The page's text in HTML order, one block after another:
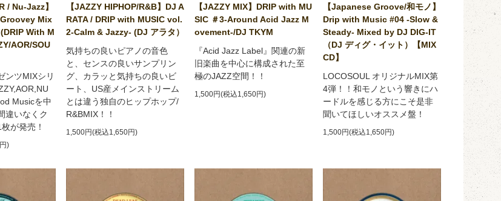
/ Nu-Jazz】
Mix
With M
AOR/SOU
ンツMIXシリ
Musicを中
違いなくク
が発売！
)
【JAZZY HIPHOP/R&B】DJ A
RATA / DRIP with MUSIC vol.
2-Calm & Jazzy- (DJ アラタ）
気持ちの良いピアノの音色
と、センスの良いサンプリン
グ、カラッと気持ちの良いビ
ート、US産メインストリーム
とは違う独自のヒップホップ/
R&BMIX！！
1,500円(税込1,650円)
【JAZZY MIX】DRIP with MU
SIC ＃3-Around Acid Jazz M
ovement-/DJ TKYM
『Acid Jazz Label』関連の新
旧楽曲を中心に構成された至
極のJAZZ空間！！
1,500円(税込1,650円)
【Japanese Groove/和モノ】
Drip with Music #04 -Slow &
Steady- Mixed by DJ DIG-IT
（DJ ディグ・イット）【MIX
CD】
LOCOSOUL オリジナルMIX第
4弾！！和モノという響きにハ
ードルを感じる方にこそ是非
聞いてほしいオススメ盤！
1,500円(税込1,650円)